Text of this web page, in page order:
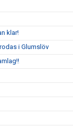
klar!
i Glumslöv